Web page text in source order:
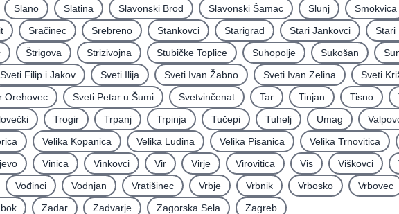
Slano Slatina Slavonski Brod Slavonski Šamac Slunj Smokvica
Sračinec Srebreno Stankovci Starigrad Stari Jankovci Stari
Štrigova Strizivojna Stubičke Toplice Suhopolje Sukošan
Sveti Filip i Jakov Sveti Ilija Sveti Ivan Žabno Sveti Ivan Zelina Sveti
Orehovec Sveti Petar u Šumi Svetvinčenat Tar Tinjan Tisno
Trogir Trpanj Trpinja Tučepi Tuhelj Umag
Velika Kopanica Velika Ludina Velika Pisanica Velika Trnovitica
Vinica Vinkovci Vir Virje Virovitica Vis Viškovci
Vođinci Vodnjan Vratišinec Vrbje Vrbnik Vrbosko Vrbovec
Zadar Zadvarje Zagorska Sela Zagreb